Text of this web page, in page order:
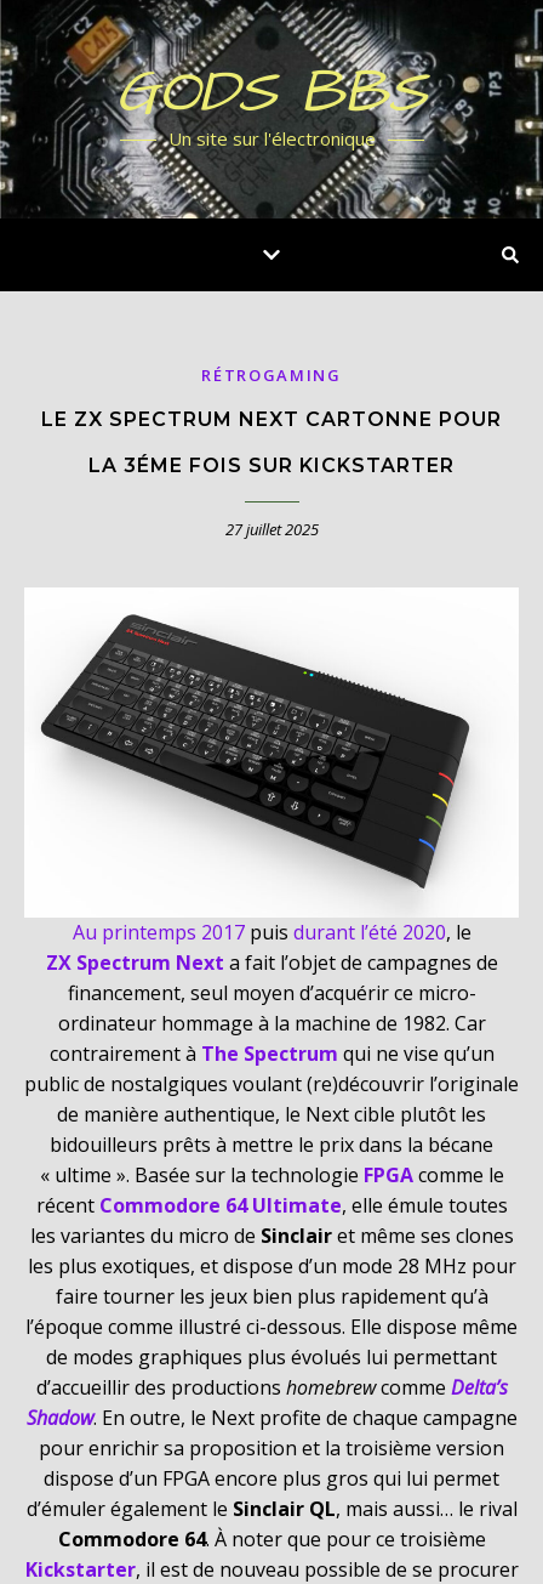
GODS BBS
Un site sur l'électronique
RÉTROGAMING
LE ZX SPECTRUM NEXT CARTONNE POUR
LA 3ÉME FOIS SUR KICKSTARTER
27 juillet 2025
Au printemps 2017puis durant l’été 2020, le
ZX Spectrum Next a fait l’objet de campagnes de
financement, seul moyen d’acquérir ce micro-
ordinateur hommage à la machine de 1982. Car
contrairement à The Spectrum qui ne vise qu’un
public de nostalgiques voulant (re)découvrir l’originale
de manière authentique, le Next cible plutôt les
bidouilleurs prêts à mettre le prix dans la bécane
« ultime ». Basée sur la technologie FPGAcomme le
récent Commodore 64 Ultimate, elle émule toutes
les variantes du micro de Sinclairet même ses clones
les plus exotiques, et dispose d’un mode 28 MHz pour
faire tourner les jeux bien plus rapidement qu’à
l’époque comme illustré ci-dessous. Elle dispose même
de modes graphiques plus évolués lui permettant
d’accueillir des productions homebrewcomme Delta’s
Shadow. En outre, le Next profite de chaque campagne
pour enrichir sa proposition et la troisième version
dispose d’un FPGA encore plus gros qui lui permet
d’émuler également le Sinclair QL, mais aussi… le rival
Commodore 64. À noter que pour ce troisième
Kickstarter, il est de nouveau possible de se procurer